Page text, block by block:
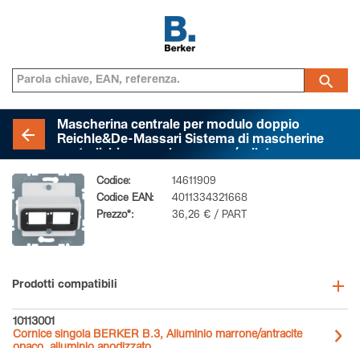
Mascherina centrale per modulo doppio
Reichle&De-Massari Sistema di mascherine
Codice:
14611909
Codice EAN:
4011334321668
Prezzo*:
36,26 € / PART
Prodotti compatibili
10113001
Cornice singola BERKER B.3, Alluminio marrone/antracite